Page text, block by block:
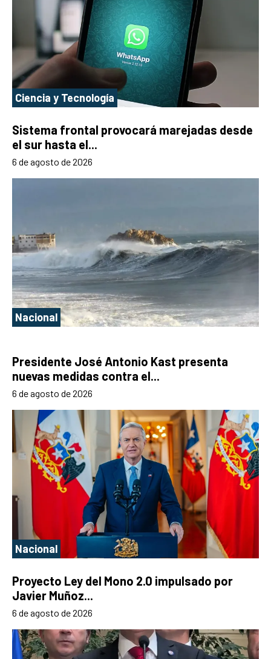
Ciencia y Tecnología
Sistema frontal provocará marejadas desde
el sur hasta el...
6 de agosto de 2026
Nacional
Presidente José Antonio Kast presenta
nuevas medidas contra el...
6 de agosto de 2026
Nacional
Proyecto Ley del Mono 2.0 impulsado por
Javier Muñoz...
6 de agosto de 2026